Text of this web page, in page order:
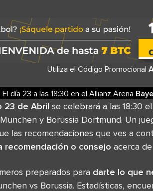
Utiliza el Código Promocional
El día 23 a las 18:30 en el Allianz Arena
23 de Abril se celebrará a las 18:30
y Borussia Dortmund. Un
las recomendaciones que ves a
recomendación o consejo acerca
preparados para darte lo que
vs Borussia. Estadísticas,